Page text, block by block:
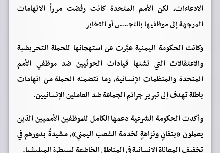
الادعاءات، لكن الأمم المتحدة كانت رفضت مراراً الاتهامات
الموجهة إلى موظفيها بالتجسس أو التخابر.
وكانت الحكومة اليمنية عبَّرت عن استهجانها للحملة التحريضية
والاعتقالات التي تشنها قيادات الحوثيين ضد موظفي الأمم
المتحدة والمنظمات الإنسانية، وما تتضمنه الحملة من اتهامات
باطلة تهدف إلى تبرير جرائم الجماعة ضد العاملين الإنسانيين.
وأكدت الحكومة الشرعية دعمها الكامل للموظفين الأمميين الذين
يعملون «بتفانٍ ونزاهةٍ لخدمة الشعب اليمني»، مشيدةً بدورهم في
تخفيف المعاناة الإنسانية في المناطق الخاضعة لسيطرة الميليشيا.